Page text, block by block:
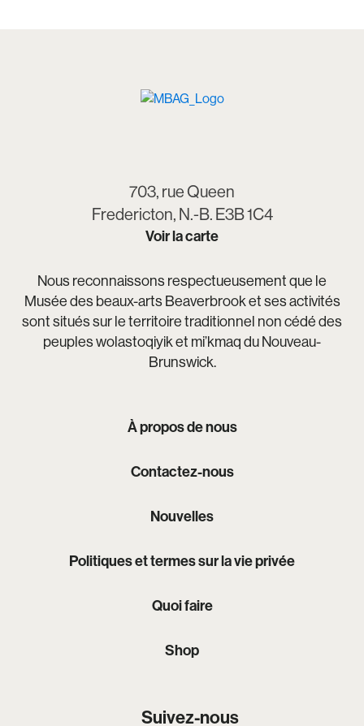
703, rue Queen
Fredericton, N.-B. E3B 1C4
Voir la carte
Nous reconnaissons respectueusement que le
Musée des beaux-arts Beaverbrook et ses activités
sont situés sur le territoire traditionnel non cédé des
peuples wolastoqiyik et mi’kmaq du Nouveau-
Brunswick.
À propos de nous
Contactez-nous
Nouvelles
Politiques et termes sur la vie privée
Quoi faire
Shop
Suivez-nous